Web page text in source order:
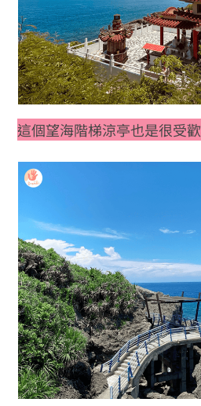
這個望海階梯涼亭也是很受